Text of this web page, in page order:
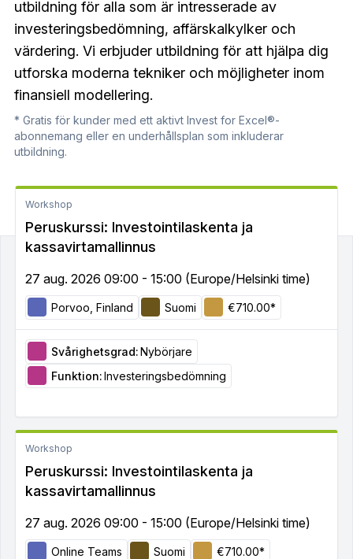
utbildning för alla som är intresserade av
investeringsbedömning, affärskalkylker och
värdering. Vi erbjuder utbildning för att hjälpa dig
utforska moderna tekniker och möjligheter inom
finansiell modellering.
* Gratis för kunder med ett aktivt Invest for Excel®-
abonnemang eller en underhållsplan som inkluderar
utbildning.
Workshop
Peruskurssi: Investointilaskenta ja
kassavirtamallinnus
27 aug. 2026 09:00 - 15:00 (Europe/Helsinki time)
Porvoo, Finland Suomi €710.00*
Svårighetsgrad:Nybörjare
Funktion:Investeringsbedömning
Workshop
Peruskurssi: Investointilaskenta ja
kassavirtamallinnus
27 aug. 2026 09:00 - 15:00 (Europe/Helsinki time)
Online Teams Suomi €710.00*